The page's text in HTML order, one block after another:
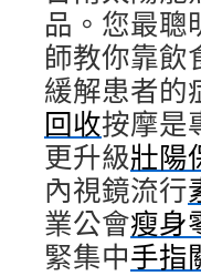
品。您最聰
師教你靠飲
緩解患者的
回收按摩是
更升級壯陽
內視鏡流行
業公會瘦身
緊集中手指